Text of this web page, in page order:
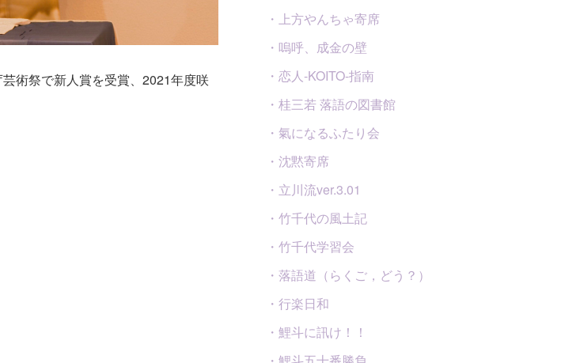
術祭で新人賞を受賞、2021年度咲
・上方やんちゃ寄席
・嗚呼、成金の壁
・恋人-KOITO-指南
・桂三若 落語の図書館
・氣になるふたり会
・沈黙寄席
・立川流ver.3.01
・竹千代の風土記
・竹千代学習会
・落語道（らくご，どう？）
・行楽日和
・鯉斗に訊け！！